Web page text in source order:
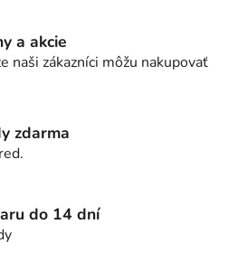
a
c
p
r
v
n
i
e
a akcie
naši zákazníci môžu nakupovať
zdarma
do 14 dní